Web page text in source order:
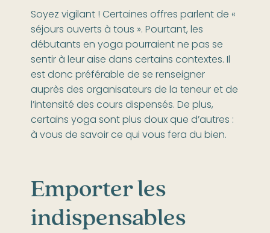
Soyez vigilant ! Certaines offres parlent de «
séjours ouverts à tous ». Pourtant, les
débutants en yoga pourraient ne pas se
sentir à leur aise dans certains contextes. Il
est donc préférable de se renseigner
auprès des organisateurs de la teneur et de
l’intensité des cours dispensés. De plus,
certains yoga sont plus doux que d’autres :
à vous de savoir ce qui vous fera du bien.
Emporter les
indispensables